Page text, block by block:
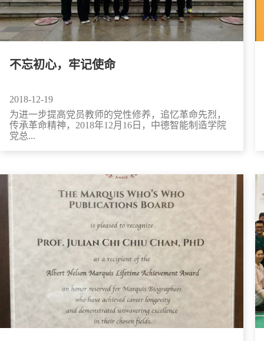
不忘初心，牢记使命
2018-12-19
为进一步提高党员教师的党性修养，追忆革命先烈，
传承革命精神，2018年12月16日，中德智能制造学院
党总...